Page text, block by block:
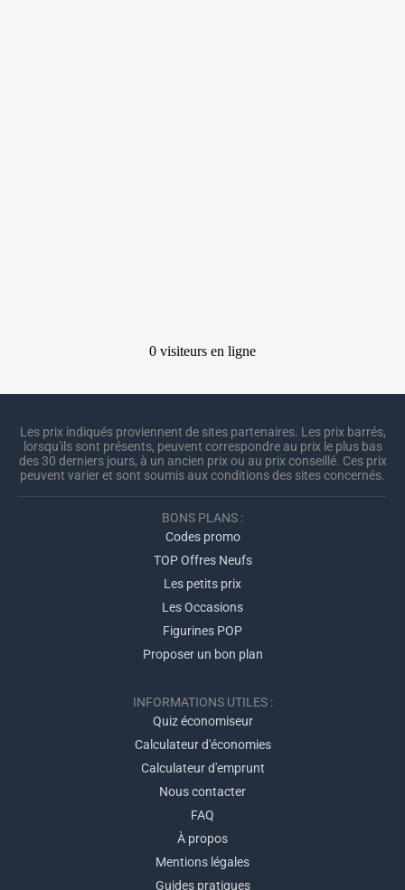
Les prix indiqués proviennent de sites partenaires. Les prix barrés,
lorsqu'ils sont présents, peuvent correspondre au prix le plus bas
des 30 derniers jours, à un ancien prix ou au prix conseillé. Ces prix
peuvent varier et sont soumis aux conditions des sites concernés.
BONS PLANS :
Codes promo
TOP Offres Neufs
Les petits prix
Les Occasions
Figurines POP
Proposer un bon plan
INFORMATIONS UTILES :
Quiz économiseur
Calculateur d'économies
Calculateur d'emprunt
Nous contacter
FAQ
À propos
Mentions légales
Guides pratiques